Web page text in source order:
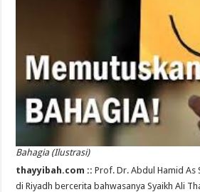
Bahagia (Ilustrasi)
thayyibah.com ::Prof. Dr. Abdul Hamid As
di Riyadh bercerita bahwasanya Syaikh Ali